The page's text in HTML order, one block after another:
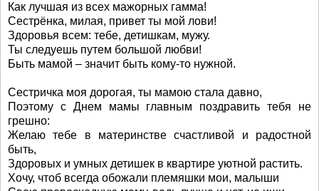
Как лучшая из всех мажорных гамма!
Сестрёнка, милая, привет ты мой лови!
Здоровья всем: тебе, детишкам, мужу.
Ты следуешь путем большой любви!
Быть мамой – значит быть кому-то нужной.
Сестричка моя дорогая, ты мамою стала давно,
Поэтому с Днем мамы главным поздравить тебя не
грешно:
Желаю тебе в материнстве счастливой и радостной
быть,
Здоровых и умных детишек в квартире уютной растить.
Хочу, чтоб всегда обожали племяшки мои, малыши